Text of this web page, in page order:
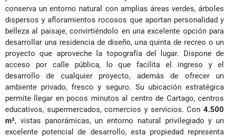
conserva un entorno natural con amplias áreas verdes, árboles
dispersos y afloramientos rocosos que aportan personalidad y
belleza al paisaje, convirtiéndolo en una excelente opción para
desarrollar una residencia de diseño, una quinta de recreo o un
proyecto que aproveche la topografía del lugar. Dispone de
acceso por calle pública, lo que facilita el ingreso y el
desarrollo de cualquier proyecto, además de ofrecer un
ambiente privado, fresco y seguro. Su ubicación estratégica
permite llegar en pocos minutos al centro de Cartago, centros
educativos, supermercados, comercios y servicios. Con 4.500
m², vistas panorámicas, un entorno natural privilegiado y un
excelente potencial de desarrollo, esta propiedad representa